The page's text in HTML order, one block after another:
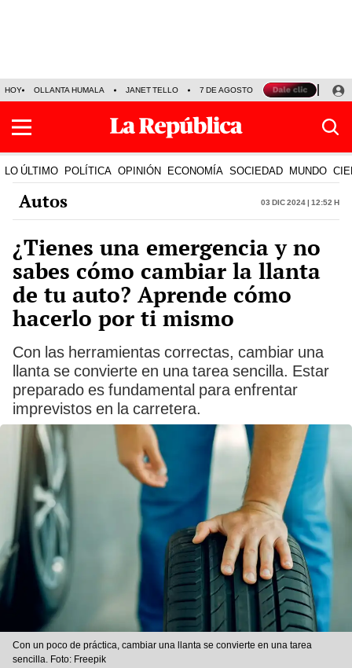
HOY OLLANTA HUMALA JANET TELLO 7 DE AGOSTO TINKA RESULTADOS
LO ÚLTIMO POLÍTICA OPINIÓN ECONOMÍA SOCIEDAD MUNDO
Autos 03 Dic 2024 | 12:52 h
¿Tienes una emergencia y no
sabes cómo cambiar la llanta
de tu auto? Aprende cómo
hacerlo por ti mismo
Con las herramientas correctas, cambiar una
llanta se convierte en una tarea sencilla. Estar
preparado es fundamental para enfrentar
imprevistos en la carretera.
Con un poco de práctica, cambiar una llanta se convierte en una tarea
sencilla. Foto: Freepik